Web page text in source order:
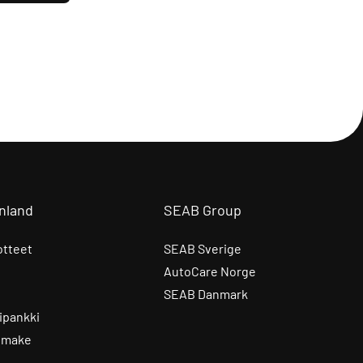
SEAB Group
SEAB Sverige
AutoCare Norge
SEAB Danmark